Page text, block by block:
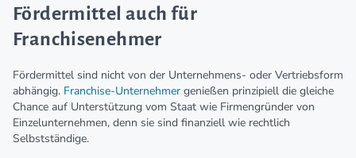
Fördermittel auch für
Franchisenehmer
Fördermittel sind nicht von der Unternehmens- oder Vertriebsform
abhängig. Franchise-Unternehmer genießen prinzipiell die gleiche
Chance auf Unterstützung vom Staat wie Firmengründer von
Einzelunternehmen, denn sie sind finanziell wie rechtlich
Selbstständige.